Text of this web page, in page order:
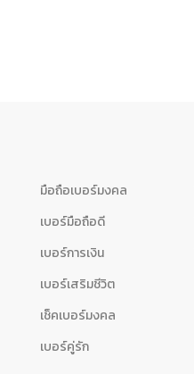
มือถือเบอร์มงคล
เบอร์มือถือดี
เบอร์การเงิน
เบอร์เสริมชีวิต
เช็คเบอร์มงคล
เบอร์คู่รัก